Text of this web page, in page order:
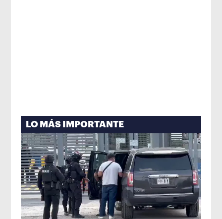
LO MÁS IMPORTANTE